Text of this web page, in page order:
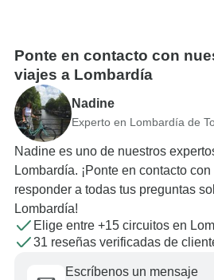
Ponte en contacto con
viajes a Lombardía
Nadine
Experto en Lombardía de
Nadine es uno de nuestros
Lombardía. ¡Ponte en contacto
responder a todas tus preguntas
Lombardía!
Elige entre +15 circuitos en
31 reseñas verificadas de
Escríbenos un mensaje